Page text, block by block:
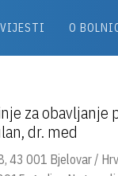
VIJESTI O
za obavljanje
dr. med
43 001 Bjelovar